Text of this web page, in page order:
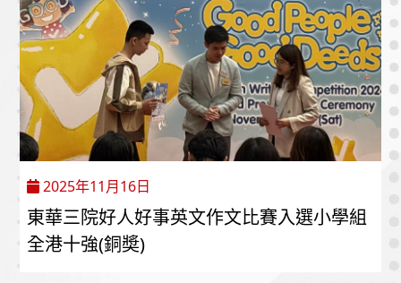
2025年11月16日
東華三院好人好事英文作文比賽入選小學組
全港十強(銅奬)